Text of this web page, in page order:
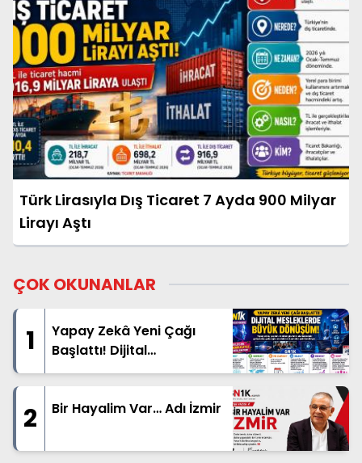
Türk Lirasıyla Dış Ticaret 7 Ayda 900 Milyar
Lirayı Aştı
ÇOK OKUNANLAR
1
Yapay Zekâ Yeni Çağı
Başlattı! Dijital
Mesleklerde Büyük
2 Bir Hayalim Var… Adı İzmir